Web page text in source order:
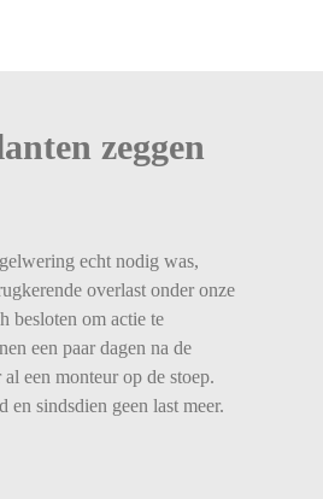
zeggen
echt nodig was,
overlast onder onze
besloten om actie te
een paar dagen na de
een monteur op de stoep.
en sindsdien geen last meer.